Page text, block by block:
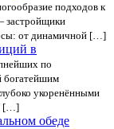
подходов к
застройщики
от динамичной […]
в
по
богатейшим
укоренёнными
[…]
обеде